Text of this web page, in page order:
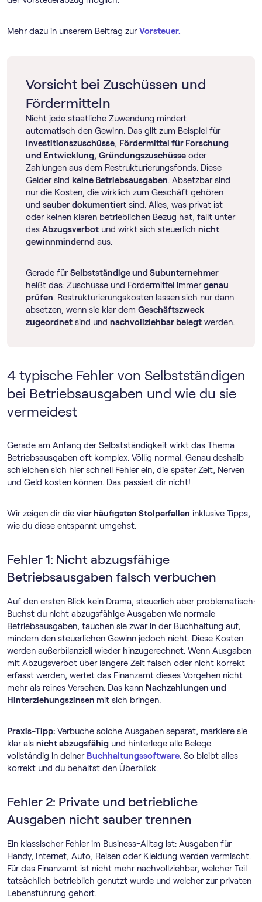
Mehr dazu in unserem Beitrag zurVorsteuer.
Vorsicht bei Zuschüssen und
Fördermitteln
Nicht jede staatliche Zuwendung mindert
automatisch den Gewinn. Das gilt zum Beispiel für
Investitionszuschüsse, Fördermittel für Forschung
und Entwicklung, Gründungszuschüsse oder
Zahlungen aus dem Restrukturierungsfonds. Diese
Gelder sind keine Betriebsausgaben. Absetzbar sind
nur die Kosten, die wirklich zum Geschäft gehören
und sauber dokumentiert sind. Alles, was privat ist
oder keinen klaren betrieblichen Bezug hat, fällt unter
das Abzugsverbot und wirkt sich steuerlich nicht
gewinnmindernd aus.
Gerade fürSelbstständige und Subunternehmer
heißt das: Zuschüsse und Fördermittel immergenau
prüfen. Restrukturierungskosten lassen sich nur dann
absetzen, wenn sie klar dem Geschäftszweck
zugeordnet sind und nachvollziehbar belegt werden.
4 typische Fehler von Selbstständigen
bei Betriebsausgaben und wie du sie
vermeidest
Gerade am Anfang der Selbstständigkeit wirkt das Thema
Betriebsausgaben oft komplex. Völlig normal. Genau deshalb
schleichen sich hier schnell Fehler ein, die später Zeit, Nerven
und Geld kosten können. Das passiert dir nicht!
Wir zeigen dir die vier häufigsten Stolperfallen inklusive Tipps,
wie du diese entspannt umgehst.
Fehler 1: Nicht abzugsfähige
Betriebsausgaben falsch verbuchen
Auf den ersten Blick kein Drama, steuerlich aber problematisch:
Buchst du nicht abzugsfähige Ausgaben wie normale
Betriebsausgaben, tauchen sie zwar in der Buchhaltung auf,
mindern den steuerlichen Gewinn jedoch nicht. Diese Kosten
werden außerbilanziell wieder hinzugerechnet. Wenn Ausgaben
mit Abzugsverbot über längere Zeit falsch oder nicht korrekt
erfasst werden, wertet das Finanzamt dieses Vorgehen nicht
mehr als reines Versehen. Das kann Nachzahlungen und
Hinterziehungszinsen mit sich bringen.
Praxis-Tipp: Verbuche solche Ausgaben separat, markiere sie
klar als nicht abzugsfähig und hinterlege alle Belege
vollständig in deiner Buch­haltungs­software. So bleibt alles
korrekt und du behältst den Überblick.
Fehler 2: Private und betriebliche
Ausgaben nicht sauber trennen
Ein klassischer Fehler im Business-Alltag ist: Ausgaben für
Handy, Internet, Auto, Reisen oder Kleidung werden vermischt.
Für das Finanzamt ist nicht mehr nachvollziehbar, welcher Teil
tatsächlich betrieblich genutzt wurde und welcher zur privaten
Lebensführung gehört.